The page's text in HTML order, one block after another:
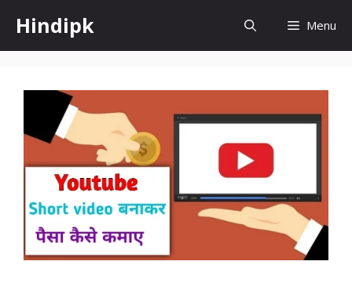
content
Hindipk Menu